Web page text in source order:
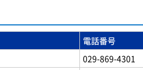
電話番号
029-869-4301